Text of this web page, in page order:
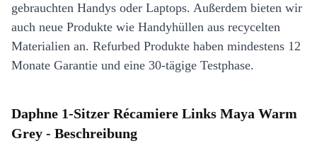
gebrauchten Handys oder Laptops. Außerdem bieten wir
auch neue Produkte wie Handyhüllen aus recycelten
Materialien an. Refurbed Produkte haben mindestens 12
Monate Garantie und eine 30-tägige Testphase.
Daphne 1-Sitzer Récamiere Links Maya Warm
Grey - Beschreibung